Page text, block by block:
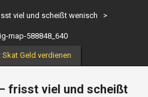
viel und scheißt wenisch >
map-588848_640
Geld verdienen
frisst viel und scheißt